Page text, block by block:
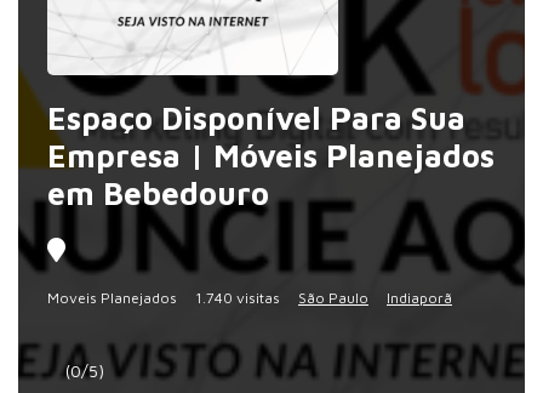
Espaço Disponível Para Sua
Empresa | Móveis Planejados
em Bebedouro
Moveis Planejados 1.740 visitas São Paulo Indiaporã
(0/5)